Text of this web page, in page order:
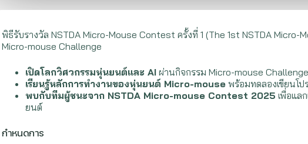
พิธีรับรางวัล NSTDA Micro-Mouse Contest ครั้งที่ 1 (The 1st NSTDA Micro-
Micro-mouse Challenge
เปิดโลกวิศวกรรมหุ่นยนต์และ AI ผ่านกิจกรรม Micro-mouse
เรียนรู้หลักการทำงานของหุ่นยนต์ Micro-mouse พร้อมทดลองเขียนโ
พบกับทีมผู้ชนะจาก NSTDA Micro-mouse Contest 2025 เพื่อแล
ยนต์
กำหนดการ